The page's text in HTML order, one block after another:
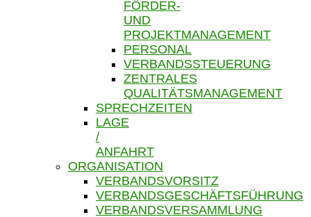
FÖRDER-
UND
PROJEKTMANAGEMENT
PERSONAL
VERBANDSSTEUERUNG
ZENTRALES
QUALITÄTSMANAGEMENT
SPRECHZEITEN
LAGE
/
ANFAHRT
ORGANISATION
VERBANDSVORSITZ
VERBANDSGESCHÄFTSFÜHRUNG
VERBANDSVERSAMMLUNG